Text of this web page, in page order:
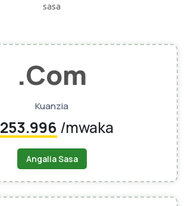
sasa
.Com
Kuanzia
253.996 /mwaka
Angalia Sasa